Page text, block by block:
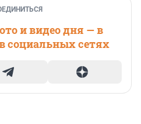
и видео дня — в
социальных сетях